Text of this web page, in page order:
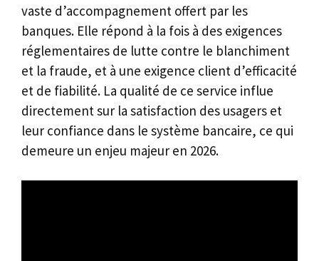
vaste d’accompagnement offert par les
banques. Elle répond à la fois à des exigences
réglementaires de lutte contre le blanchiment
et la fraude, et à une exigence client d’efficacité
et de fiabilité. La qualité de ce service influe
directement sur la satisfaction des usagers et
leur confiance dans le système bancaire, ce qui
demeure un enjeu majeur en 2026.